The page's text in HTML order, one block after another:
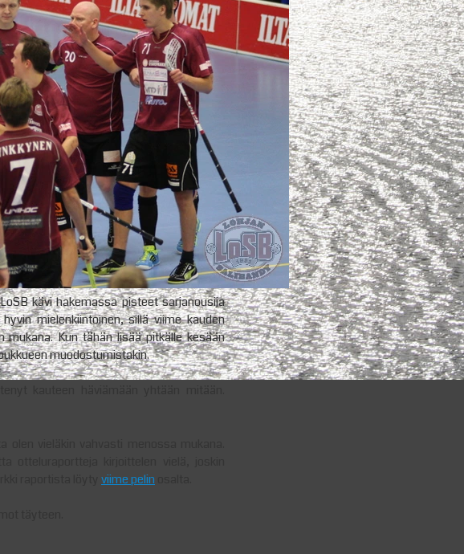
kävi hakemassa pisteet sarjanousija
mielenkiintoinen, sillä viime kauden
mukana. Kun tähän lisää pitkälle kesään
muodostumistakin.
viime pelin